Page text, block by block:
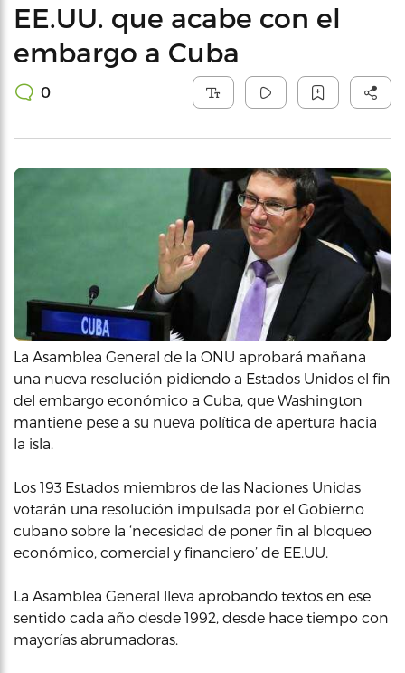
EE.UU. que acabe con el
embargo a Cuba
0
La Asamblea General de la ONU aprobará mañana
una nueva resolución pidiendo a Estados Unidos el fin
del embargo económico a Cuba, que Washington
mantiene pese a su nueva política de apertura hacia
la isla.
Los 193 Estados miembros de las Naciones Unidas
votarán una resolución impulsada por el Gobierno
cubano sobre la ‘necesidad de poner fin al bloqueo
económico, comercial y financiero’ de EE.UU.
La Asamblea General lleva aprobando textos en ese
sentido cada año desde 1992, desde hace tiempo con
mayorías abrumadoras.